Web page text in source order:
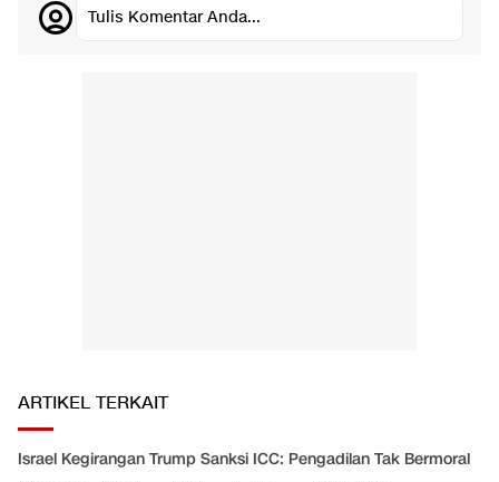
Tulis Komentar Anda...
ARTIKEL TERKAIT
Israel Kegirangan Trump Sanksi ICC: Pengadilan Tak Bermoral